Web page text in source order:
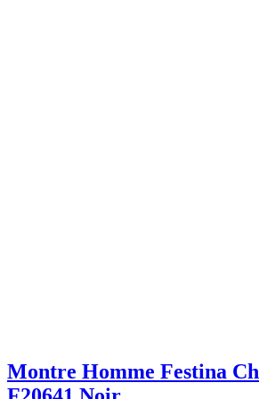
Montre Homme Festina